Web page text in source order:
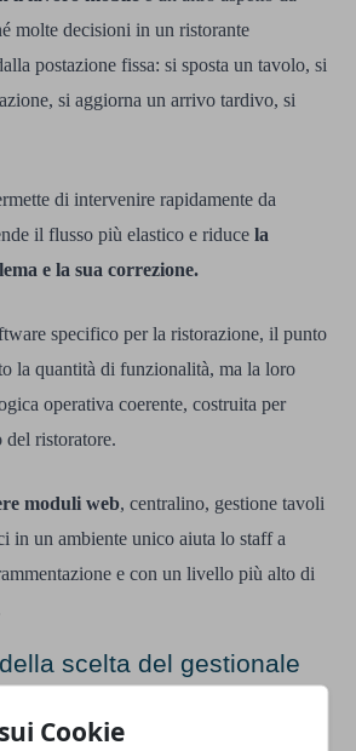
Cookie
molte decisioni in un ristorante
postazione fissa: si sposta un tavolo, si
si aggiorna un arrivo tardivo, si
di intervenire rapidamente da
il flusso più elastico e riduce la
e la sua correzione.
specifico per la ristorazione, il punto
la quantità di funzionalità, ma la loro
operativa coerente, costruita per
ristoratore.
moduli web, centralino, gestione tavoli
in un ambiente unico aiuta lo staff a
e con un livello più alto di
scelta del gestionale